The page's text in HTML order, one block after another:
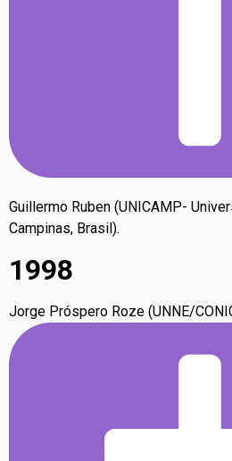
Guillermo Ruben (UNICAMP-
Campinas, Brasil).
1998
Jorge Próspero Roze (UNNE/